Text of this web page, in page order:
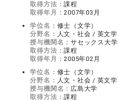
取得方法：課程
取得年月：2007年03月
学位名： 修士（文学）
分野名： 人文・社会 / 英文
授与機関名：サセックス大学
取得方法：課程
取得年月：2005年02月
学位名： 修士（文学）
分野名： 人文・社会 / 英文
授与機関名： 広島大学
取得方法：課程